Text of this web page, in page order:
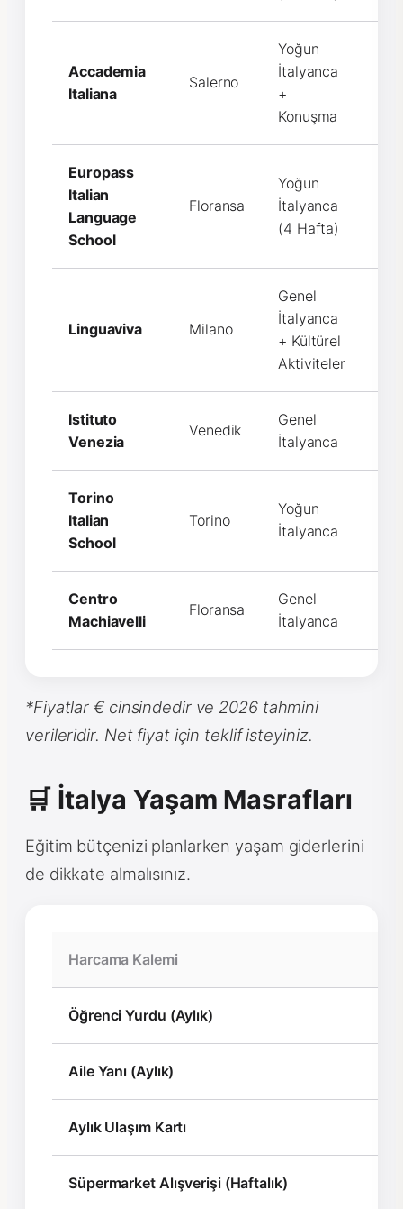
Accademia
Italiana
Salerno
Yoğun
İtalyanca
+
Konuşma
Europass
Italian
Language
School
Floransa
Yoğun
İtalyanca
(4 Hafta)
Linguaviva Milano
Genel
İtalyanca
+ Kültürel
Aktiviteler
Istituto
Venezia
Venedik
Genel
İtalyanca
Torino
Italian
School
Torino
Yoğun
İtalyanca
Centro
Machiavelli
Floransa
Genel
İtalyanca
*Fiyatlar € cinsindedir ve 2026 tahmini
verileridir. Net fiyat için teklif isteyiniz.
🛒 İtalya Yaşam Masrafları
Eğitim bütçenizi planlarken yaşam giderlerini
de dikkate almalısınız.
Harcama Kalemi
Öğrenci Yurdu (Aylık)
Aile Yanı (Aylık)
Aylık Ulaşım Kartı
Süpermarket Alışverişi (Haftalık)